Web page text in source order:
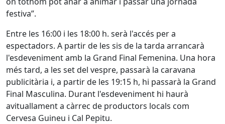
festiva”.
Entre les 16:00 i les 18:00 h. serà l'accés per a
espectadors. A partir de les sis de la tarda arrancarà
l'esdeveniment amb la Grand Final Femenina. Una hora
més tard, a les set del vespre, passarà la caravana
publicitària i, a partir de les 19:15 h, hi passarà la Grand
Final Masculina. Durant l'esdeveniment hi haurà
avituallament a càrrec de productors locals com
Cervesa Guineu i Cal Pepitu.